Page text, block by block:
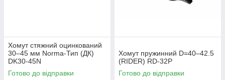
Хомут стяжний оцинкований
30–45 мм Norma-Тип (ДК)
DK30-45N
Готово до відправки
Хомут пружинний D=40–42.5
(RIDER) RD-32P
Готово до відправки